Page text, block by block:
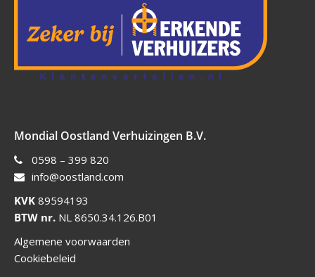
Mondial Oostland Verhuizingen B.V.
0598 – 399 820
info@oostland.com
KVK 89594193
BTW nr. NL 8650.34.126.B01
Algemene voorwaarden
Cookiebeleid